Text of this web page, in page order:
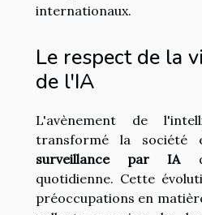
internationaux.
Le respect de la
de l'IA
L'avènement de
transformé la société
surveillance par IA
quotidienne. Cette
préoccupations en